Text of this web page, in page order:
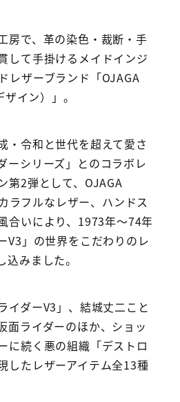
房で、革の染色・裁断・手
して手掛けるメイドインジ
レザーブランド「OJAGA
イン）」。
・令和と世代を超えて愛さ
ーシリーズ」とのコラボレ
第2弾として、OJAGA
ラフルなレザー、ハンドス
合いにより、1973年〜74年
V3」の世界をこだわりのレ
みました。
イダーV3」、結城丈二こと
面ライダーのほか、ショッ
に続く悪の組織「デストロ
したレザーアイテム全13種